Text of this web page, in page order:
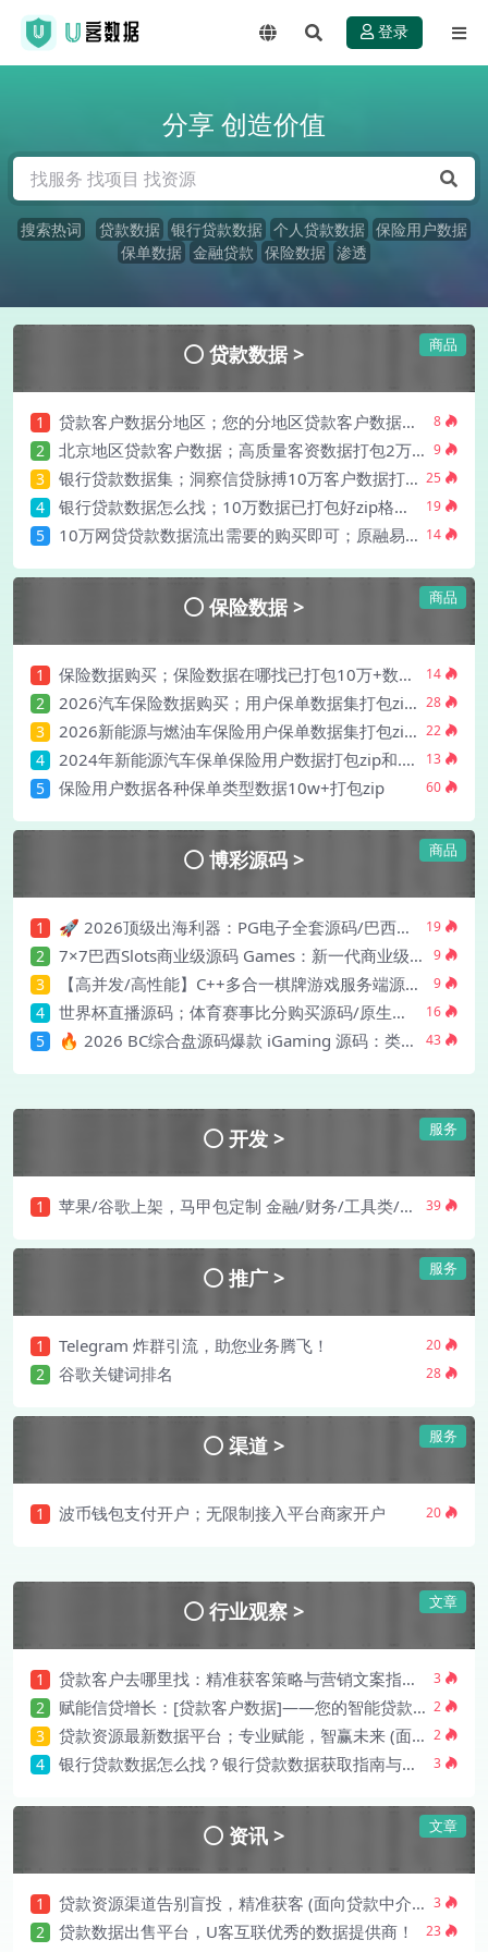
登录
分享 创造价值
搜索热词 贷款数据 银行贷款数据 个人贷款数据 保险用户数据
保单数据 金融贷款 保险数据 渗透
商品
贷款数据 >
1 贷款客户数据分地区；您的分地区贷款客户数据线索打包csv! 8
2 北京地区贷款客户数据；高质量客资数据打包2万条CSV格式 ！ 9
3 银行贷款数据集；洞察信贷脉搏10万客户数据打包zip 25
4 银行贷款数据怎么找；10万数据已打包好zip格式自行下载！ 19
5 10万网贷贷款数据流出需要的购买即可；原融易贷后台数据库数据直打包！ 14
商品
保险数据 >
1 保险数据购买；保险数据在哪找已打包10万+数据，真实流出！ 14
2 2026汽车保险数据购买；用户保单数据集打包zip,亲测真实有效（10万+ ） 28
3 2026新能源与燃油车保险用户保单数据集打包zip,亲测真实有效（10万+ ） 22
4 2024年新能源汽车保单保险用户数据打包zip和.csv 10w+ 13
5 保险用户数据各种保单类型数据10w+打包zip 60
商品
博彩源码 >
1 🚀 2026顶级出海利器：PG电子全套源码/巴西市场定制版/运营级 19
2 7×7巴西Slots商业级源码 Games：新一代商业级在线娱乐平台解决方案！ 9
3 【高并发/高性能】C++多合一棋牌游戏服务端源码：集大成之作，助您快速构建顶级棋牌平台！ 9
4 世界杯直播源码；体育赛事比分购买源码/原生双端PC+h5+移动端/运营完整版 16
5 🔥 2026 BC综合盘源码爆款 iGaming 源码：类似Slots游戏Nuxt3+Java17，带 5000+ 游戏，现货秒发！ 43
服务
开发 >
1 苹果/谷歌上架，马甲包定制 金融/财务/工具类/类型不限/封装/apk防毒! 39
服务
推广 >
1 Telegram 炸群引流，助您业务腾飞！ 20
2 谷歌关键词排名 28
服务
渠道 >
1 波币钱包支付开户；无限制接入平台商家开户 20
文章
行业观察 >
1 贷款客户去哪里找：精准获客策略与营销文案指南！ 3
2 赋能信贷增长：[贷款客户数据]——您的智能贷款客户数据引擎 2
3 贷款资源最新数据平台；专业赋能，智赢未来 (面向金融机构/贷款中介)！ 2
4 银行贷款数据怎么找？银行贷款数据获取指南与营销文案！ 3
文章
资讯 >
1 贷款资源渠道告别盲投，精准获客 (面向贷款中介/信贷员) 3
2 贷款数据出售平台，U客互联优秀的数据提供商！ 23